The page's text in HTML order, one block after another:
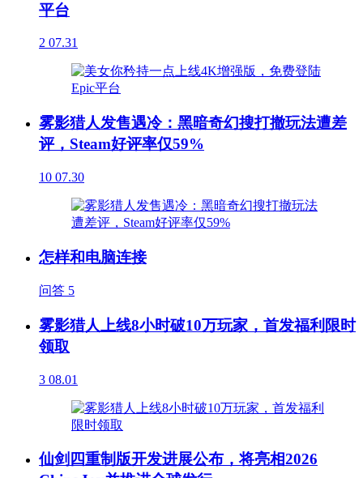
平台
2 07.31
雾影猎人发售遇冷：黑暗奇幻搜打撤玩法遭差
评，Steam好评率仅59%
10 07.30
怎样和电脑连接
问答 5
雾影猎人上线8小时破10万玩家，首发福利限时
领取
3 08.01
仙剑四重制版开发进展公布，将亮相2026